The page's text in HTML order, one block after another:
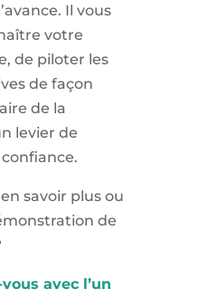
Il vous
votre
de piloter les
de façon
de la
levier de
savoir plus ou
de
avec l’un